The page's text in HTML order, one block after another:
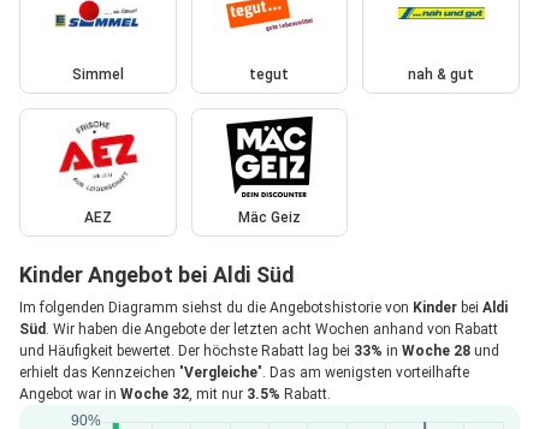
Simmel tegut nah & gut
AEZ Mäc Geiz
Kinder Angebot bei Aldi Süd
Im folgenden Diagramm siehst du die Angebotshistorie von Kinder bei Aldi
Süd . Wir haben die Angebote der letzten acht Wochen anhand von Rabatt
und Häufigkeit bewertet. Der höchste Rabatt lag bei 33% in Woche 28 und
erhielt das Kennzeichen "Vergleiche". Das am wenigsten vorteilhafte
Angebot war in Woche 32, mit nur 3.5% Rabatt.